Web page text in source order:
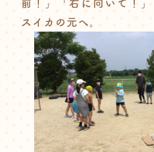
前！」「右に向いて！
スイカの元へ。